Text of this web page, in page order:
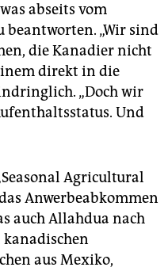
abseits vom
beantworten. „Wir sind
die Kanadier nicht
direkt in die
„Doch wir
Und
Agricultural
Anwerbeabkommen
auch Allahdua nach
kanadischen
aus Mexiko,